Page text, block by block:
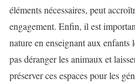
éléments nécessaires, peut
engagement. Enfin, il est
nature en enseignant aux enfants
pas déranger les animaux et
préserver ces espaces pour les